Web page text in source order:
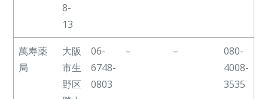
8-
13
萬寿薬
局
大阪
市生
野区
06-
6748-
0803
– –
080-
4008-
3535